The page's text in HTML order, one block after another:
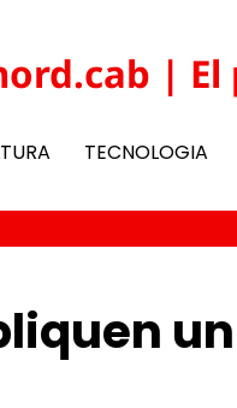
| El
TECNOLOGIA